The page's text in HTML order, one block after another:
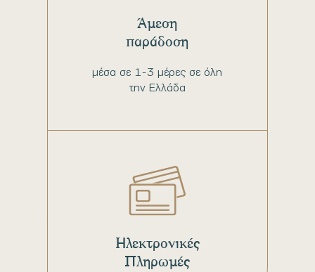
μέσα σε 1-3 μέρες σε όλη
την Ελλάδα
Άμεση
παράδοση
Ηλεκτρονικές
Πληρωμές